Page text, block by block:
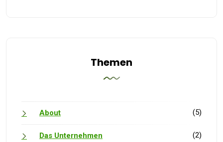
Themen
About (5)
Das Unternehmen (2)